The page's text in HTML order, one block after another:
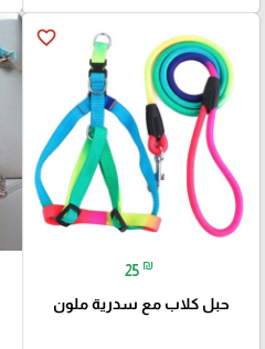
favorite_border
25 ₪
حبل كلاب مع سدرية ملون